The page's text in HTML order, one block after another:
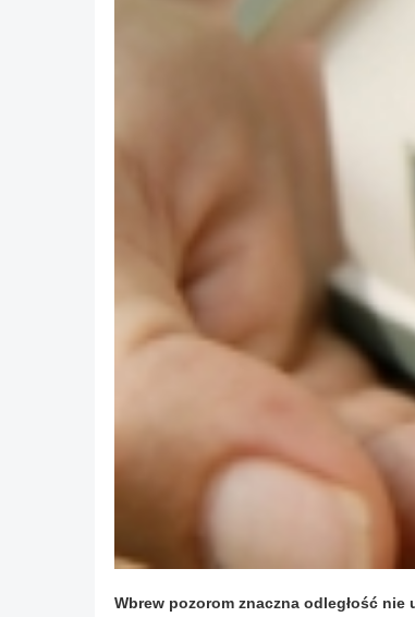
Wbrew pozorom znaczna odległość